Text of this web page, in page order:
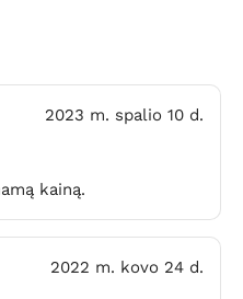
2023 m. spalio 10 d.
kainą.
2022 m. kovo 24 d.